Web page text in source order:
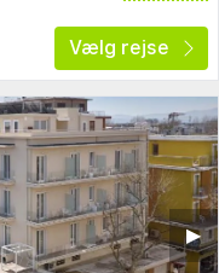
Vælg rejse
▶︎